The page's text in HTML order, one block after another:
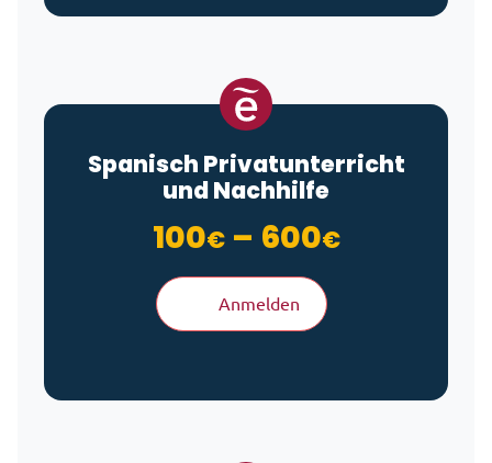
Spanisch Privatunterricht
und Nachhilfe
100€ – 600€
Anmelden